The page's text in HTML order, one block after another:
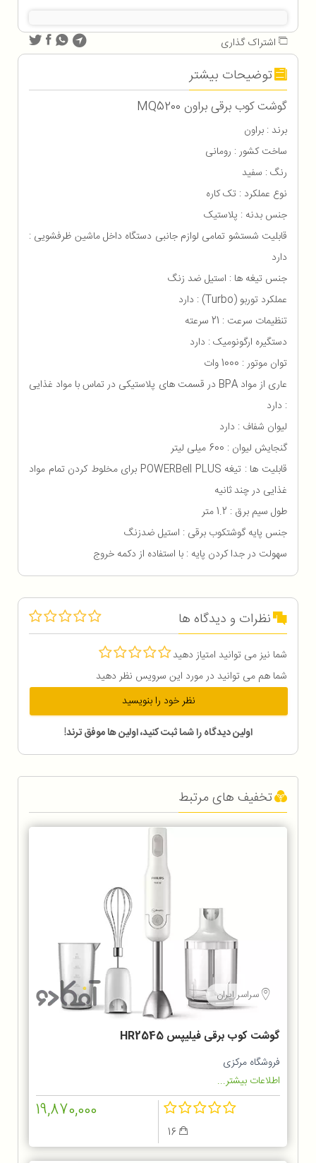
اشتراک گذاری
توضیحات بیشتر
گوشت کوب برقی براون MQ5200
برند : براون
ساخت کشور : رومانی
رنگ : سفید
نوع عملکرد : تک کاره
جنس بدنه : پلاستیک
قابلیت شستشو تمامی لوازم جانبی دستگاه داخل ماشین ظرفشویی :
دارد
جنس تیغه ها : استیل ضد زنگ
عملکرد توربو (Turbo) : دارد
تنظیمات سرعت : 21 سرعته
دستگیره ارگونومیک : دارد
توان موتور : 1000 وات
عاری از مواد BPA در قسمت های پلاستیکی در تماس با مواد غذایی
: دارد
لیوان شفاف : دارد
گنجایش لیوان : 600 میلی لیتر
قابلیت ها : تیغه POWERBell PLUS برای مخلوط کردن تمام مواد
غذایی در چند ثانیه
طول سیم برق : 1.2 متر
جنس پایه گوشتکوب برقی : استیل ضدزنگ
سهولت در جدا كردن پايه : با استفاده از دكمه خروج
نظرات و دیدگاه ها
شما نیز می توانید امتیاز دهید
شما هم می توانید در مورد این سرویس نظر دهید
نظر خود را بنویسید
اولین دیدگاه را شما ثبت کنید، اولین ها موفق ترند!
تخفیف های مرتبط
سراسر ایران
گوشت کوب برقی فیلیپس HR2545
فروشگاه مرکزی
اطلاعات بیشتر...
19,870,000